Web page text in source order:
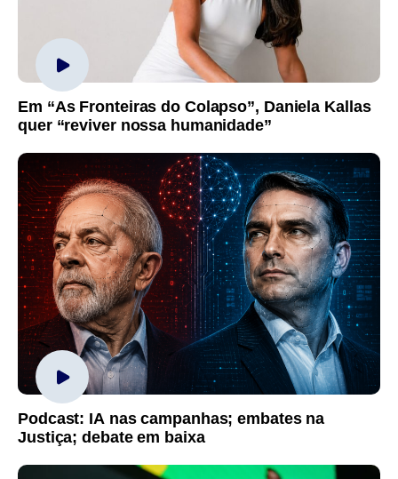
Em “As Fronteiras do Colapso”, Daniela Kallas
quer “reviver nossa humanidade”
Podcast: IA nas campanhas; embates na
Justiça; debate em baixa